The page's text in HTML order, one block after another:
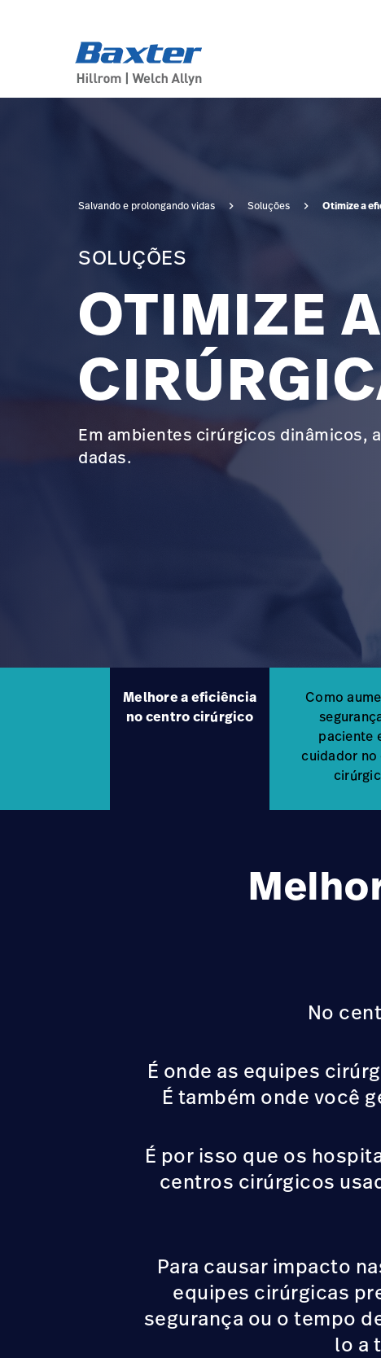
Salvando e prolongando vidas Soluções Otimize a
SOLUÇÕES
OTIMIZE
Em ambientes cirúrgicos dinâmicos,
dadas.
Melhore a eficiência
no centro cirúrgico
Como
paciente
cuidador no
No
É onde as equipes
É também onde você
É por isso que os
centros cirúrgicos
Para causar impacto
equipes cirúrgicas
segurança ou o tempo
lo a